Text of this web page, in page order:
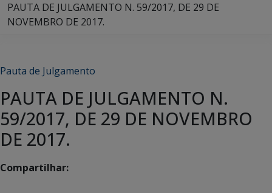
PAUTA DE JULGAMENTO N. 59/2017, DE 29 DE
NOVEMBRO DE 2017.
Pauta de Julgamento
PAUTA DE JULGAMENTO N.
59/2017, DE 29 DE NOVEMBRO
DE 2017.
Compartilhar: